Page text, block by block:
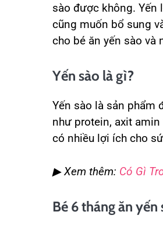
sào được không. Yến
cũng muốn bổ sung
cho bé ăn yến sào và
Yến sào là gì?
Yến sào là sản phẩm
như protein, axit
có nhiều lợi ích cho
▶ Xem thêm: Có Gì
Bé 6 tháng ăn